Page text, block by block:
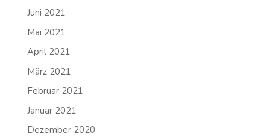
Juni 2021
Mai 2021
April 2021
März 2021
Februar 2021
Januar 2021
Dezember 2020